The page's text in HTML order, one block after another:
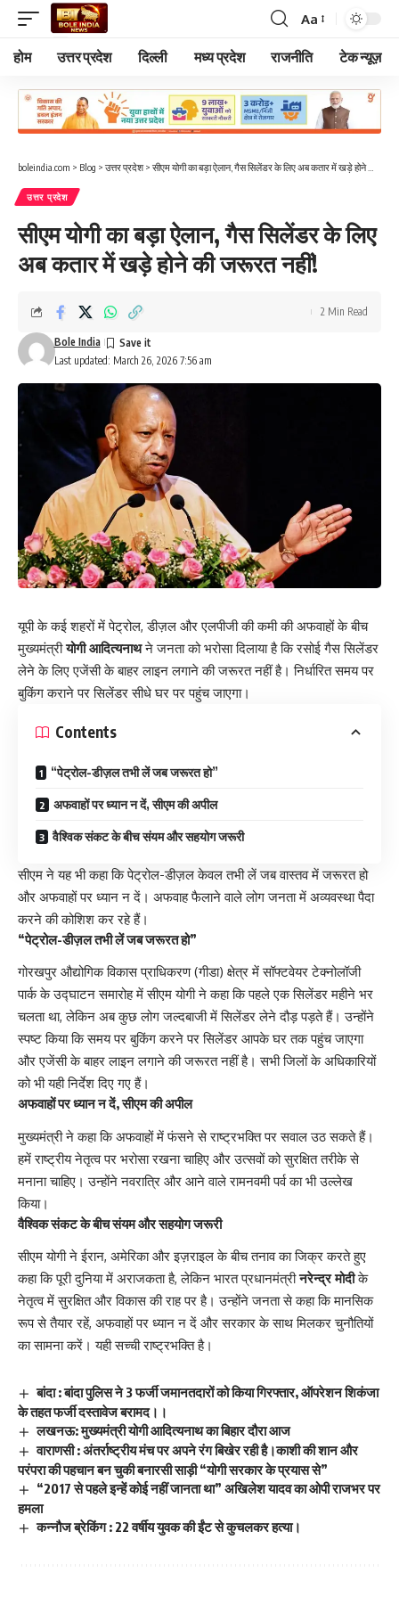
Font
Resizer
Aa
होम उत्तर प्रदेश दिल्ली मध्य प्रदेश राजनीति टेक न्यूज़
boleindia.com > Blog > उत्तर प्रदेश> सीएम योगी का बड़ा ऐलान, गैस सिलेंडर के लिए अब कतार में खड़े होने की जरूरत नहीं!
उत्तर प्रदेश
सीएम योगी का बड़ा ऐलान, गैस सिलेंडर के लिए
अब कतार में खड़े होने की जरूरत नहीं!
Last updated: March 26, 2026 7:56 am
Bole India
2 Min Read
यूपी के कई शहरों में पेट्रोल, डीज़ल और एलपीजी की कमी की अफवाहों के बीच
मुख्यमंत्रीयोगी आदित्यनाथने जनता को भरोसा दिलाया है कि रसोई गैस सिलेंडर
लेने के लिए एजेंसी के बाहर लाइन लगाने की जरूरत नहीं है। निर्धारित समय पर
बुकिंग कराने पर सिलेंडर सीधे घर पर पहुंच जाएगा।
Contents
“पेट्रोल-डीज़ल तभी लें जब जरूरत हो”
अफवाहों पर ध्यान न दें, सीएम की अपील
वैश्विक संकट के बीच संयम और सहयोग जरूरी
सीएम ने यह भी कहा कि पेट्रोल-डीज़ल केवल तभी लें जब वास्तव में जरूरत हो
और अफवाहों पर ध्यान न दें। अफवाह फैलाने वाले लोग जनता में अव्यवस्था पैदा
करने की कोशिश कर रहे हैं।
“पेट्रोल-डीज़ल तभी लें जब जरूरत हो”
गोरखपुर औद्योगिक विकास प्राधिकरण (गीडा) क्षेत्र में सॉफ्टवेयर टेक्नोलॉजी
पार्क के उद्घाटन समारोह में सीएम योगी ने कहा कि पहले एक सिलेंडर महीने भर
चलता था, लेकिन अब कुछ लोग जल्दबाजी में सिलेंडर लेने दौड़ पड़ते हैं। उन्होंने
स्पष्ट किया कि समय पर बुकिंग करने पर सिलेंडर आपके घर तक पहुंच जाएगा
और एजेंसी के बाहर लाइन लगाने की जरूरत नहीं है। सभी जिलों के अधिकारियों
को भी यही निर्देश दिए गए हैं।
अफवाहों पर ध्यान न दें, सीएम की अपील
मुख्यमंत्री ने कहा कि अफवाहों में फंसने से राष्ट्रभक्ति पर सवाल उठ सकते हैं।
हमें राष्ट्रीय नेतृत्व पर भरोसा रखना चाहिए और उत्सवों को सुरक्षित तरीके से
मनाना चाहिए। उन्होंने नवरात्रि और आने वाले रामनवमी पर्व का भी उल्लेख
किया।
वैश्विक संकट के बीच संयम और सहयोग जरूरी
सीएम योगी ने ईरान, अमेरिका और इज़राइल के बीच तनाव का जिक्र करते हुए
कहा कि पूरी दुनिया में अराजकता है, लेकिन भारत प्रधानमंत्रीनरेन्द्र मोदीके
नेतृत्व में सुरक्षित और विकास की राह पर है। उन्होंने जनता से कहा कि मानसिक
रूप से तैयार रहें, अफवाहों पर ध्यान न दें और सरकार के साथ मिलकर चुनौतियों
का सामना करें। यही सच्ची राष्ट्रभक्ति है।
बांदा : बांदा पुलिस ने 3 फर्जी जमानतदारों को किया गिरफ्तार, ऑपरेशन शिकंजा
के तहत फर्जी दस्तावेज बरामद।।
लखनऊ: मुख्यमंत्री योगी आदित्यनाथ का बिहार दौरा आज
वाराणसी : अंतर्राष्ट्रीय मंच पर अपने रंग बिखेर रही है।काशी की शान और
परंपरा की पहचान बन चुकी बनारसी साड़ी “योगी सरकार के प्रयास से”
“2017 से पहले इन्हें कोई नहीं जानता था” अखिलेश यादव का ओपी राजभर पर
हमला
कन्नौज ब्रेकिंग : 22 वर्षीय युवक की ईंट से कुचलकर हत्या।